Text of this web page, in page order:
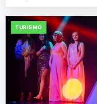
TURISMO